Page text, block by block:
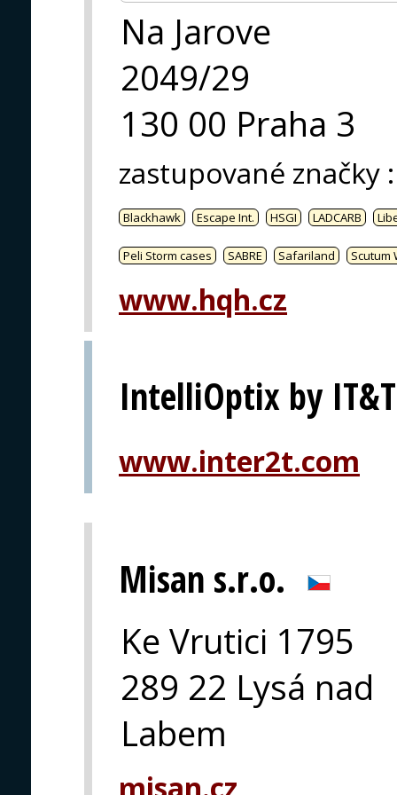
Na Jarove
2049/29
130 00 Praha 3
zastupované značky :
Blackhawk Escape Int. HSGI LADCARB
Peli Storm cases SABRE Safariland Scutum
www.hqh.cz
IntelliOptix by IT&T
www.inter2t.com
Misan s.r.o.
Ke Vrutici 1795
289 22 Lysá nad
Labem
misan.cz